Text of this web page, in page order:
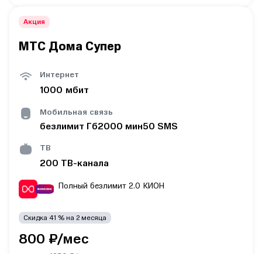
Акция
МТС Дома Супер
Интернет
1000 мбит
Мобильная связь
безлимит Гб2000 мин50 SMS
ТВ
200 ТВ-канала
Полный безлимит 2.0 КИОН
Скидка 41 % на 2месяца
800 ₽/мес